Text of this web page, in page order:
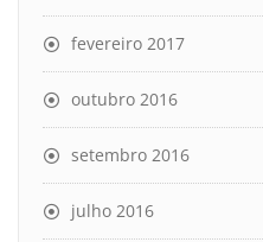
fevereiro 2017
outubro 2016
setembro 2016
julho 2016